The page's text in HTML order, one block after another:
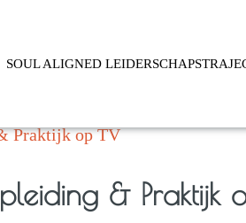
SOUL ALIGNED
& Praktijk